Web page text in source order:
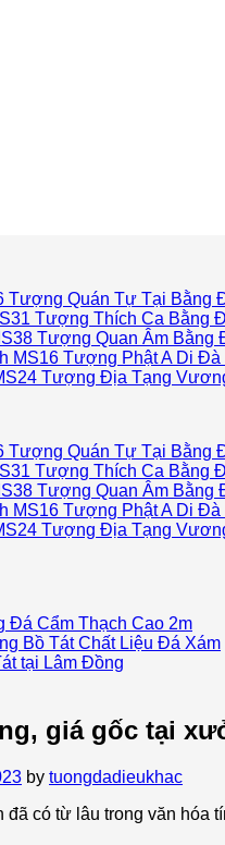
Tượng Quán Tự Tại Bằng
Tượng Thích Ca Bằng
Tượng Quan Âm Bằng
Tượng Phật A Di Đà
Tượng Địa Tạng
Tượng Quán Tự Tại Bằng
Tượng Thích Ca Bằng
Tượng Quan Âm Bằng
Tượng Phật A Di Đà
Tượng Địa Tạng
Đá Cẩm Thạch Cao 2m
Bồ Tát Chất Liệu Đá Xám
tại Lâm Đồng
giá gốc tại
by tuongdadieukhac
đã có từ lâu trong văn